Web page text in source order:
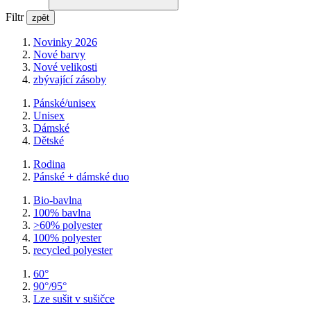
Filtr zpět
Novinky 2026
Nové barvy
Nové velikosti
zbývající zásoby
Pánské/unisex
Unisex
Dámské
Dětské
Rodina
Pánské + dámské duo
Bio-bavlna
100% bavlna
>60% polyester
100% polyester
recycled polyester
60°
90°/95°
Lze sušit v sušičce